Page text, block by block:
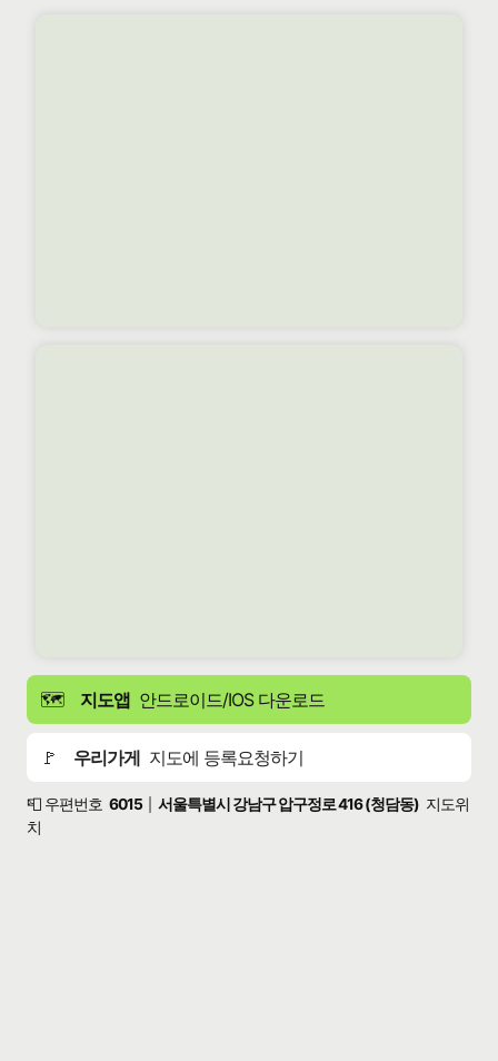
🗺️ 지도앱 안드로이드/IOS 다운로드
🚩 우리가게 지도에 등록요청하기
📮 우편번호 6015 서울특별시 강남구 압구정로 416 (청담동) 지도위
치